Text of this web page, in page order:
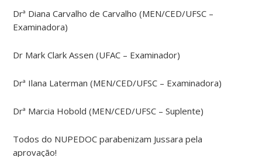
Drª Diana Carvalho de Carvalho (MEN/CED/UFSC –
Examinadora)
Dr Mark Clark Assen (UFAC – Examinador)
Drª Ilana Laterman (MEN/CED/UFSC – Examinadora)
Drª Marcia Hobold (MEN/CED/UFSC – Suplente)
Todos do NUPEDOC parabenizam Jussara pela
aprovação!